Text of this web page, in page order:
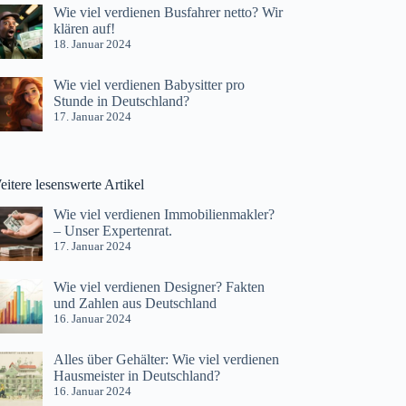
Wie viel verdienen Busfahrer netto? Wir
klären auf!
18. Januar 2024
Wie viel verdienen Babysitter pro
Stunde in Deutschland?
17. Januar 2024
lesenswerte Artikel
Wie viel verdienen Immobilienmakler?
– Unser Expertenrat.
17. Januar 2024
Wie viel verdienen Designer? Fakten
und Zahlen aus Deutschland
16. Januar 2024
Alles über Gehälter: Wie viel verdienen
Hausmeister in Deutschland?
16. Januar 2024